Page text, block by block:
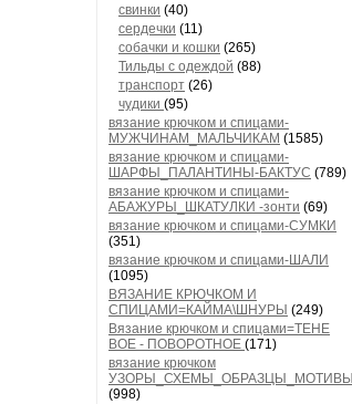
свинки (40)
сердечки (11)
собачки и кошки (265)
Тильды с одеждой (88)
транспорт (26)
чудики (95)
вязание крючком и спицами-
МУЖЧИНАМ_МАЛЬЧИКАМ (1585)
вязание крючком и спицами-
ШАРФЫ_ПАЛАНТИНЫ-БАКТУС (789)
вязание крючком и спицами-
АБАЖУРЫ_ШКАТУЛКИ -зонти (69)
вязание крючком и спицами-СУМКИ
(351)
вязание крючком и спицами-ШАЛИ
(1095)
ВЯЗАНИЕ КРЮЧКОМ И
СПИЦАМИ=КАЙМА\ШНУРЫ (249)
Вязание крючком и спицами=ТЕНЕ
ВОЕ - ПОВОРОТНОЕ (171)
вязание крючком
УЗОРЫ_СХЕМЫ_ОБРАЗЦЫ_МОТИВЫ
(998)